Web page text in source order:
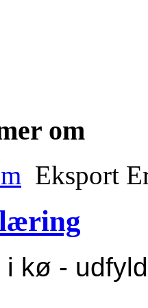
om
Eksport
i kø -